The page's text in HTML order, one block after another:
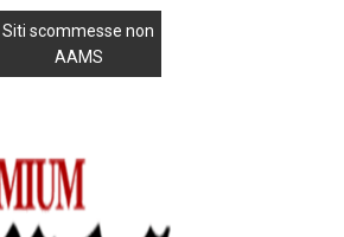
Siti scommesse non
AAMS